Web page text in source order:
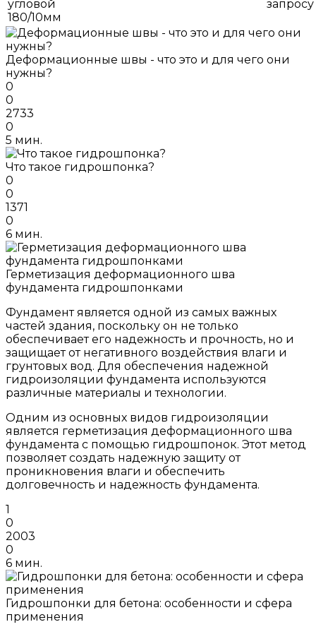
угловой
180/10мм
запросу
Деформационные швы - что это и для чего они
нужны?
0
0
2733
0
5 мин.
Что такое гидрошпонка?
0
0
1371
0
6 мин.
Герметизация деформационного шва
фундамента гидрошпонками
Фундамент является одной из самых важных
частей здания, поскольку он не только
обеспечивает его надежность и прочность, но и
защищает от негативного воздействия влаги и
грунтовых вод. Для обеспечения надежной
гидроизоляции фундамента используются
различные материалы и технологии.
Одним из основных видов гидроизоляции
является герметизация деформационного шва
фундамента с помощью гидрошпонок. Этот метод
позволяет создать надежную защиту от
проникновения влаги и обеспечить
долговечность и надежность фундамента.
1
0
2003
0
6 мин.
Гидрошпонки для бетона: особенности и сфера
применения